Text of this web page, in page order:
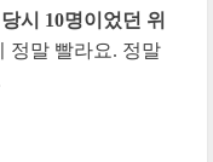
당시 10명이었던 위
정말 빨라요. 정말